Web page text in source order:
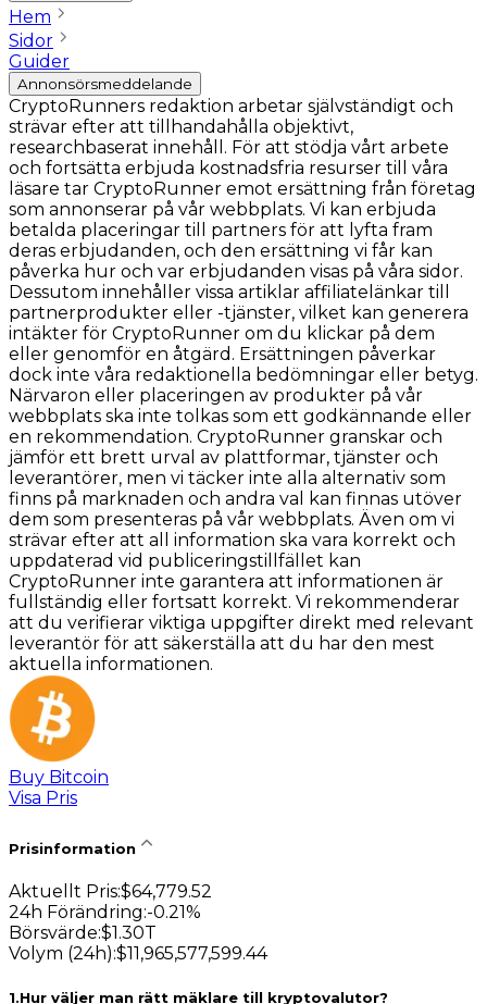
Hem
Sidor
Guider
Annonsörsmeddelande
CryptoRunners redaktion arbetar självständigt och
strävar efter att tillhandahålla objektivt,
researchbaserat innehåll. För att stödja vårt arbete
och fortsätta erbjuda kostnadsfria resurser till våra
läsare tar CryptoRunner emot ersättning från företag
som annonserar på vår webbplats. Vi kan erbjuda
betalda placeringar till partners för att lyfta fram
deras erbjudanden, och den ersättning vi får kan
påverka hur och var erbjudanden visas på våra sidor.
Dessutom innehåller vissa artiklar affiliatelänkar till
partnerprodukter eller -tjänster, vilket kan generera
intäkter för CryptoRunner om du klickar på dem
eller genomför en åtgärd. Ersättningen påverkar
dock inte våra redaktionella bedömningar eller betyg.
Närvaron eller placeringen av produkter på vår
webbplats ska inte tolkas som ett godkännande eller
en rekommendation. CryptoRunner granskar och
jämför ett brett urval av plattformar, tjänster och
leverantörer, men vi täcker inte alla alternativ som
finns på marknaden och andra val kan finnas utöver
dem som presenteras på vår webbplats. Även om vi
strävar efter att all information ska vara korrekt och
uppdaterad vid publiceringstillfället kan
CryptoRunner inte garantera att informationen är
fullständig eller fortsatt korrekt. Vi rekommenderar
att du verifierar viktiga uppgifter direkt med relevant
leverantör för att säkerställa att du har den mest
aktuella informationen.
Buy Bitcoin
Visa Pris
Prisinformation
Aktuellt Pris:$64,779.52
24h Förändring:-0.21%
Börsvärde:$1.30T
Volym (24h):$11,965,577,599.44
1.Hur väljer man rätt mäklare till kryptovalutor?